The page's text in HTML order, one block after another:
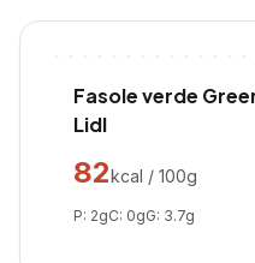
Fasole verde
Lidl
82kcal / 100g
P: 2gC: 0gG: 3.7g